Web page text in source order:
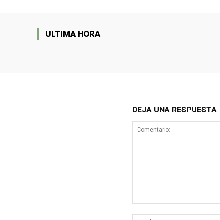
ULTIMA HORA
DEJA UNA RESPUESTA